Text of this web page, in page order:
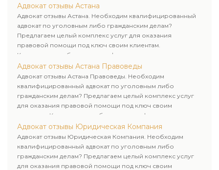
юридических лиц. Индивидуальный подход к каждому
клиенту.
Адвокат отзывы Астана
Адвокат отзывы Астана. Необходим квалифицированный
адвокат по уголовным либо гражданским делам?
Предлагаем целый комплекс услуг для оказания
правовой помощи под ключ своим клиентам.
Комплексное обслуживание физических и юридических
лиц. Индивидуальный подход к каждому клиенту.
Адвокат отзывы Астана Правоведы
Адвокат отзывы Астана Правоведы. Необходим
квалифицированный адвокат по уголовным либо
гражданским делам? Предлагаем целый комплекс услуг
для оказания правовой помощи под ключ своим
клиентам. Комплексное обслуживание физических и
юридических лиц. Индивидуальный подход к каждому
клиенту.
Адвокат отзывы Юридическая Компания
Адвокат отзывы Юридическая Компания. Необходим
квалифицированный адвокат по уголовным либо
гражданским делам? Предлагаем целый комплекс услуг
для оказания правовой помощи под ключ своим